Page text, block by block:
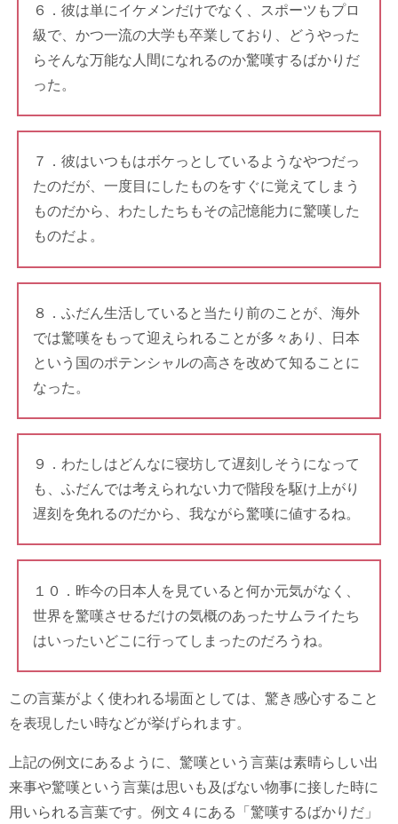
６．彼は単にイケメンだけでなく、スポーツもプロ
級で、かつ一流の大学も卒業しており、どうやった
らそんな万能な人間になれるのか驚嘆するばかりだ
った。
７．彼はいつもはボケっとしているようなやつだっ
たのだが、一度目にしたものをすぐに覚えてしまう
ものだから、わたしたちもその記憶能力に驚嘆した
ものだよ。
８．ふだん生活していると当たり前のことが、海外
では驚嘆をもって迎えられることが多々あり、日本
という国のポテンシャルの高さを改めて知ることに
なった。
９．わたしはどんなに寝坊して遅刻しそうになって
も、ふだんでは考えられない力で階段を駆け上がり
遅刻を免れるのだから、我ながら驚嘆に値するね。
１０．昨今の日本人を見ていると何か元気がなく、
世界を驚嘆させるだけの気概のあったサムライたち
はいったいどこに行ってしまったのだろうね。
この言葉がよく使われる場面としては、驚き感心すること
を表現したい時などが挙げられます。
上記の例文にあるように、驚嘆という言葉は素晴らしい出
来事や驚嘆という言葉は思いも及ばない物事に接した時に
用いられる言葉です。例文４にある「驚嘆するばかりだ」